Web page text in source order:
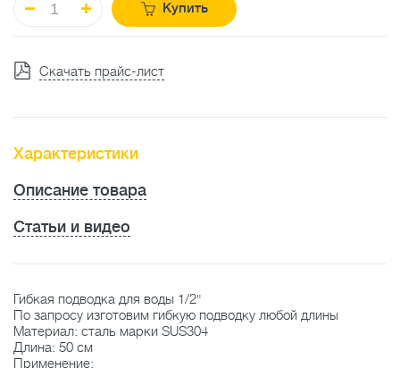
Купить
Скачать прайс-лист
Характеристики
Описание товара
Статьи и видео
Гибкая подводка для воды 1/2"
По запросу изготовим гибкую подводку любой длины
Материал: сталь марки SUS304
Длина: 50 см
Применение: